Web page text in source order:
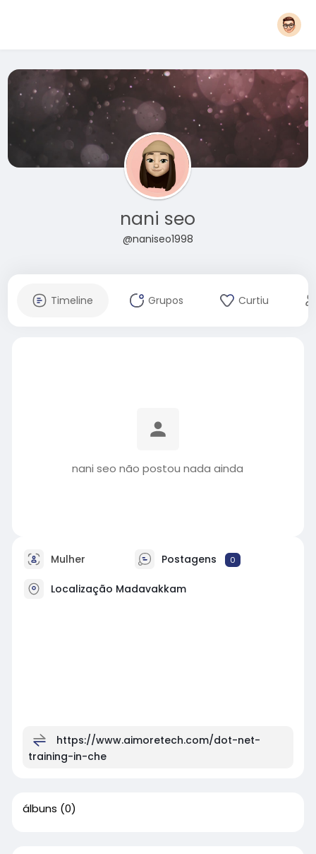
nani seo
@naniseo1998
Timeline Grupos Curtiu
nani seo não postou nada ainda
Mulher Postagens 0
Localização Madavakkam
https://www.aimoretech.com/dot-net-
training-in-che
álbuns (0)